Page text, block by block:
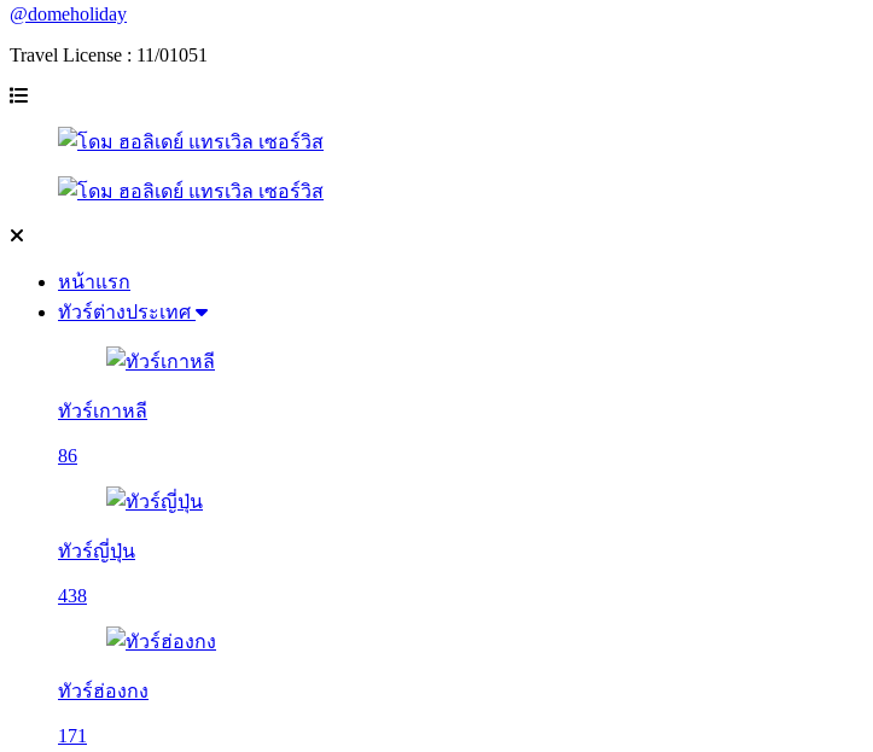
@domeholiday
Travel License : 11/01051
หน้าแรก
ทัวร์ต่างประเทศ
ทัวร์เกาหลี
86
ทัวร์ญี่ปุ่น
438
ทัวร์ฮ่องกง
171